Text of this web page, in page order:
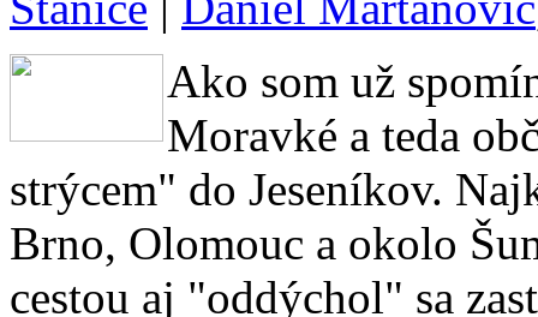
Ako som už
Moravké a teda
strýcem" do Jeseníkov.
Brno, Olomouc a okolo
cestou aj "oddýchol" sa